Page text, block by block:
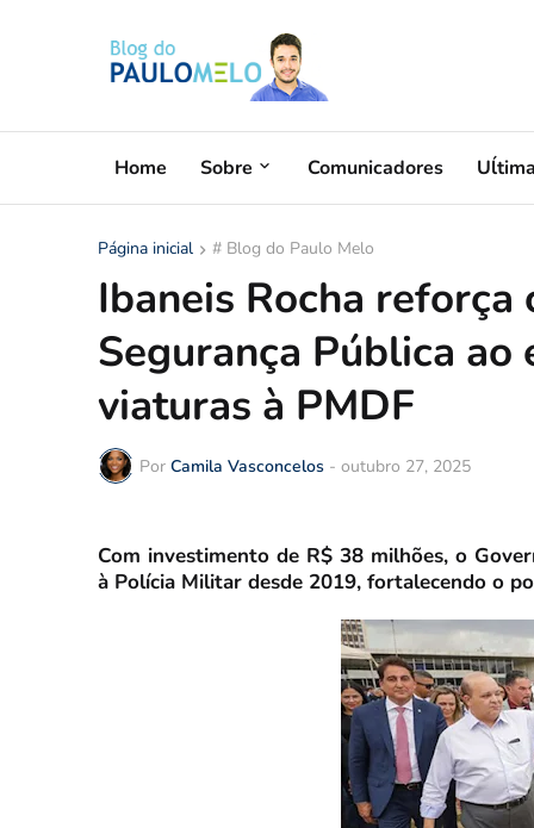
Home Sobre Comunicadores
Página inicial # Blog do Paulo Melo
Ibaneis Rocha
Segurança Pública
viaturas à PMDF
Por Camila Vasconcelos - outubro 27, 2025
Com investimento de R$ 38 milhões, o
à Polícia Militar desde 2019, fortalecendo o